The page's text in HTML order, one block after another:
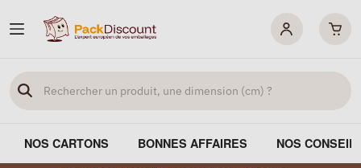
NOS CARTONS BONNES AFFAIRES NOS